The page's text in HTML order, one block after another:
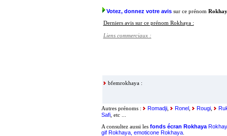
Votez, donnez votre avissur ce prénom
Derniers avis sur ce prénom Rokhaya :
Liens commerciaux :
bfemrokhaya :
Autres prénoms : Romadji, Ronel Rougi,
Safi, etc ...
A consultez aussi les fonds écran Rokhaya
gif Rokhaya, emoticone Rokhaya.